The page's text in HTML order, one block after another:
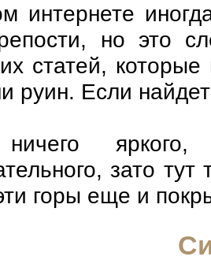
интернете
но это
статей,
руин. Если
зато
горы еще и